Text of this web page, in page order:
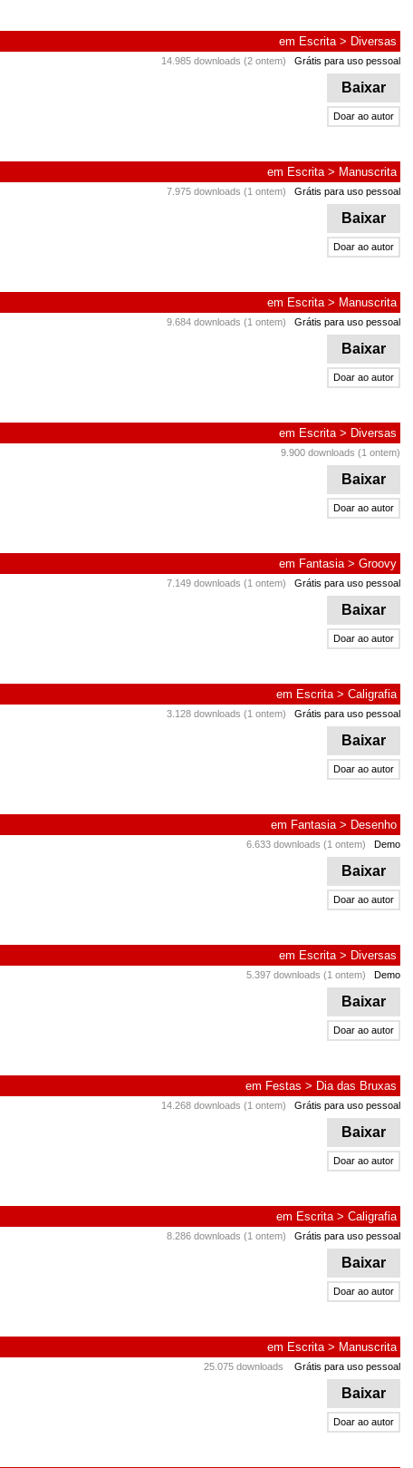
em Escrita> Diversas
14.985 downloads (2 ontem) Grátis para uso pessoal
Baixar
Doar ao autor
em Escrita> Manuscrita
7.975 downloads (1 ontem) Grátis para uso pessoal
Baixar
Doar ao autor
em Escrita> Manuscrita
9.684 downloads (1 ontem) Grátis para uso pessoal
Baixar
Doar ao autor
em Escrita> Diversas
9.900 downloads (1 ontem)
Baixar
Doar ao autor
em Fantasia> Groovy
7.149 downloads (1 ontem) Grátis para uso pessoal
Baixar
Doar ao autor
em Escrita> Caligrafia
3.128 downloads (1 ontem) Grátis para uso pessoal
Baixar
Doar ao autor
em Fantasia> Desenho
6.633 downloads (1 ontem) Demo
Baixar
Doar ao autor
em Escrita> Diversas
5.397 downloads (1 ontem) Demo
Baixar
Doar ao autor
em Festas > Dia das Bruxas
14.268 downloads (1 ontem) Grátis para uso pessoal
Baixar
Doar ao autor
em Escrita> Caligrafia
8.286 downloads (1 ontem) Grátis para uso pessoal
Baixar
Doar ao autor
em Escrita> Manuscrita
25.075 downloads Grátis para uso pessoal
Baixar
Doar ao autor